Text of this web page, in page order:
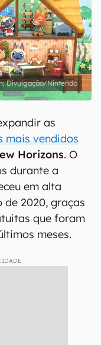
Divulgação/Nintendo
as
mais vendidos
Horizons. O
durante a
em alta
de 2020, graças
que foram
meses.